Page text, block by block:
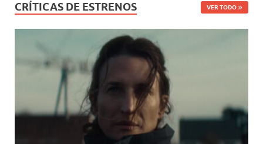
CRÍTICAS DE ESTRENOS VER TODO